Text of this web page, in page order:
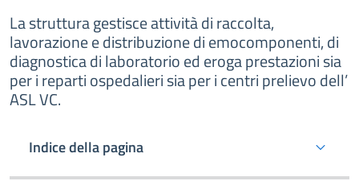
La struttura gestisce attività di raccolta,
lavorazione e distribuzione di emocomponenti, di
diagnostica di laboratorio ed eroga prestazioni sia
per i reparti ospedalieri sia per i centri prelievo dell’
ASL VC.
Indice della pagina